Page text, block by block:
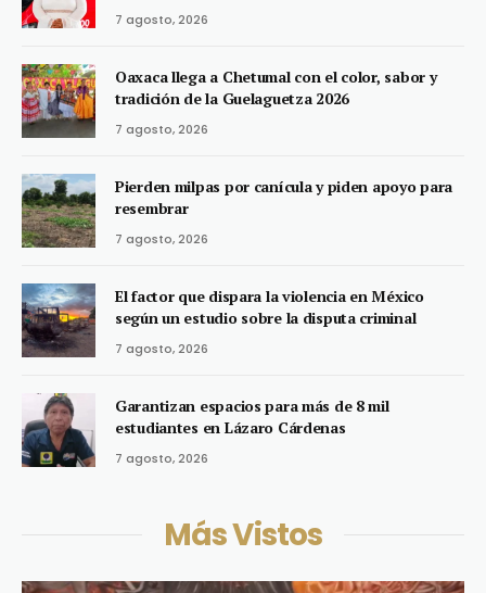
7 agosto, 2026
Oaxaca llega a Chetumal con el color, sabor y
tradición de la Guelaguetza 2026
7 agosto, 2026
Pierden milpas por canícula y piden apoyo para
resembrar
7 agosto, 2026
El factor que dispara la violencia en México
según un estudio sobre la disputa criminal
7 agosto, 2026
Garantizan espacios para más de 8 mil
estudiantes en Lázaro Cárdenas
7 agosto, 2026
Más Vistos